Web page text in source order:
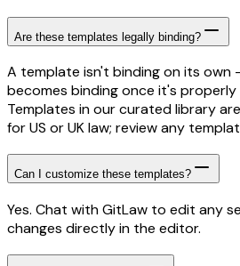
Are these templates legally binding?
A template isn't binding on its own
becomes binding once it's
Templates in our curated library
for US or UK law; review any
Can I customize these templates?
Yes. Chat with GitLaw to edit any
changes directly in the editor.